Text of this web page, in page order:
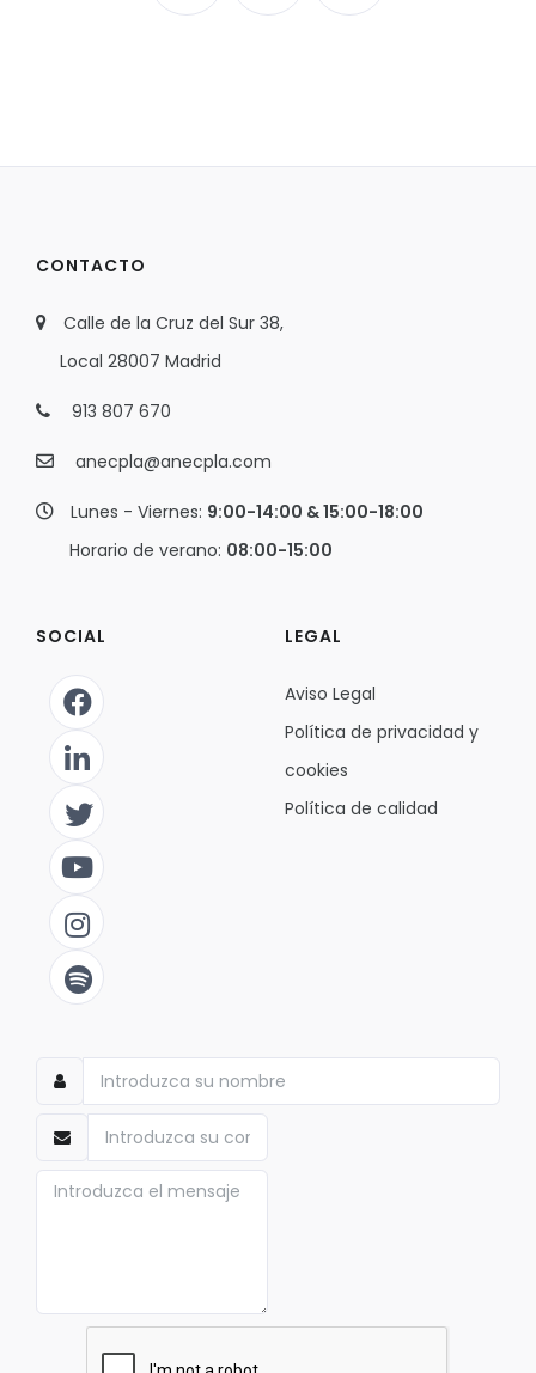
CONTACTO
Calle de la Cruz del Sur 38,
Local 28007 Madrid
913 807 670
anecpla@anecpla.com
Lunes - Viernes: 9:00-14:00 & 15:00-18:00
Horario de verano: 08:00-15:00
SOCIAL LEGAL
Aviso Legal
Política de privacidad y
cookies
Política de calidad